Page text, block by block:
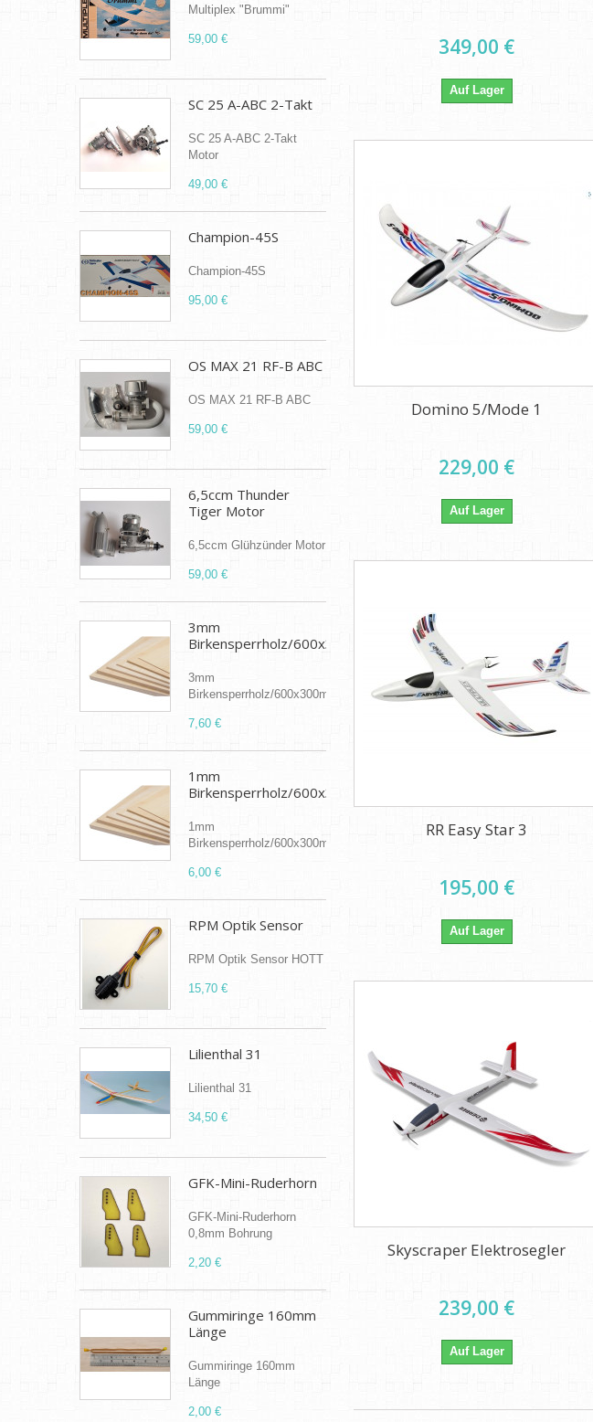
Multiplex "Brummi"
59,00 €
SC 25 A-ABC 2-Takt
SC 25 A-ABC 2-Takt
Motor
49,00 €
Champion-45S
Champion-45S
95,00 €
OS MAX 21 RF-B ABC
OS MAX 21 RF-B ABC
59,00 €
6,5ccm Thunder
Tiger Motor
6,5ccm Glühzünder Motor
59,00 €
3mm
Birkensperrholz/600x300mm
3mm
Birkensperrholz/600x300mm
7,60 €
1mm
Birkensperrholz/600x300mm
1mm
Birkensperrholz/600x300mm
6,00 €
RPM Optik Sensor
RPM Optik Sensor HOTT
15,70 €
Lilienthal 31
Lilienthal 31
34,50 €
GFK-Mini-Ruderhorn
GFK-Mini-Ruderhorn
0,8mm Bohrung
2,20 €
Gummiringe 160mm
Länge
Gummiringe 160mm
Länge
2,00 €
349,00 €
Auf Lager
Domino 5/Mode 1
229,00 €
Auf Lager
RR Easy Star 3
195,00 €
Auf Lager
Skyscraper Elektrosegler
239,00 €
Auf Lager